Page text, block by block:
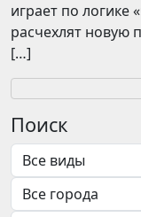
играет по логике
расчехлят новую
[…]
Поиск